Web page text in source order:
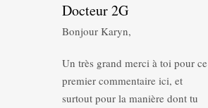
Docteur 2G
Bonjour Karyn,
Un très grand merci à toi pour ce
premier commentaire ici, et
surtout pour la manière dont tu